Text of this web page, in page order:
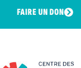
FAIRE UN DON